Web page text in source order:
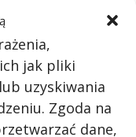
jak pliki
uzyskiwania
Zgoda na
dane,
na różne
naszej